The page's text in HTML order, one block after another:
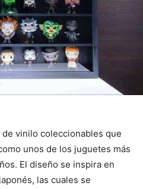
vinilo coleccionables que
unos de los juguetes más
El diseño se inspira en
japonés, las cuales se